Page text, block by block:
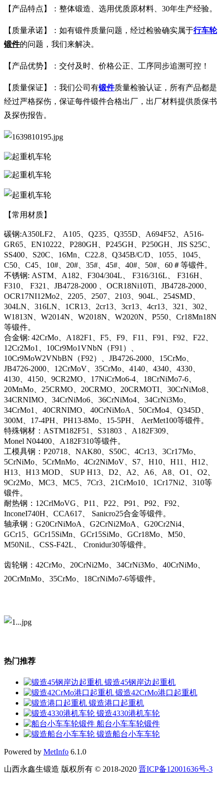
【产品特点】：整体锻造、选用优质原材料、30年生产经验。
【质量承诺】：如有锻件质量问题，经过检验确实属于行车轮
锻件的问题，我们来解决。
【产品优势】：交付及时、价格公正、工序同步追溯可控！
【质量保证】：我们公司有锻件质量检验认证，所有产品都是
经过严格探伤，保证每件锻件合格出厂，出厂材料提供质保书
及探伤报告。
【常用材质】
碳钢:A350LF2、 A105、Q235、Q355D、A694F52、A516-
GR65、EN10222、P280GH、P245GH、P250GH、JIS S25C、
SS400、S20C、16Mn、C22.8、Q345B/C/D、1055、1045、
C50、C45、10#、20#、35#、45#、40#、50#、60＃等锻件。
不锈钢: ASTM、A182、F304/304L、 F316/316L、 F316H、
F310、 F321、JB4728-2000 、OCR18Ni10Ti、JB4728-2000、
OCR17NI12Mo2、2205、2507、2103、904L、254SMD、
304LN、316LN、1CR13、2cr13、3cr13、4cr13、321、302、
W1813N、W2014N、W2018N、W2020N、P550、Cr18Mn18N
等锻件。
合金钢: 42CrMo、A182F1、F5、F9、F11、F91、F92、F22、
12Cr2Mo1、10Cr9Mo1VNbN（F91）、
10Cr9MoW2VNbBN（F92）、JB4726-2000、15CrMo、
JB4726-2000、12CrMoV、35CrMo、4140、4340、4330、
4130、4150、9CR2MO、17NiCrMo6-4、18CrNiMo7-6、
20MnMo、25CRMO、20CRMO、20CRMOTI、30CrNiMo8、
34CRNIMO、34CrNiMo6、36CrNiMo4、34CrNi3Mo、
34CrMo1、40CRNIMO、40CrNiMoA、50CrMo4、Q345D、
300M、17-4PH、PH13-8Mo、15-5PH、 AerMet100等锻件。
特殊钢材：ASTM182F51、S31803 、A182F309、
Monel N04400、A182F310等锻件。
工模具钢：P20718、NAK80、S50C、4Cr13、3Cr17Mo、
5CrNiMo、5CrMnMo、4Cr2NiMoV、S7、H10、H11、H12、
H13、H13 MOD、 SUP H13、D2、A2、A6、A8、O1、O2、
9Cr2Mo、MC3、MC5、7Cr3、21CrMo10、1Cr17Ni2、310等
锻件。
耐热钢：12CrlMoVG、P11、P22、P91、P92、F92、
InconeI740H、CCA617、 Sanicro25合金等锻件。
轴承钢：G20CrNiMoA、G2CrNi2MoA、G20Cr2Ni4、
GCr15、GCr15SiMn、GCr15SiMo、GCr18Mo、M50、
M50NiL、CSS-F42L、 Cronidur30等锻件。
齿轮钢：42CrMo、20CrNi2Mo、34CrNi3Mo、40CrNiMo、
20CrMnMo、35CrMo、18CrNiMo7-6等锻件。
热门推荐
锻造45钢岸边起重机
锻造42CrMo港口起重机
锻造港口起重机
锻造4330港机车轮
船台小车车轮锻件
锻造船台小车车轮
Powered by MetInfo 6.1.0
山西永鑫生锻造 版权所有 © 2018-2020 晋ICP备12001636号-3